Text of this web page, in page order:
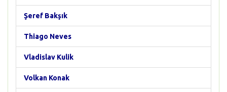
Şeref Bakşık
Thiago Neves
Vladislav Kulik
Volkan Konak